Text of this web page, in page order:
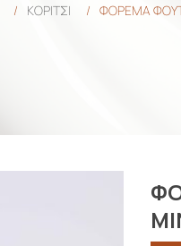
/ ΚΟΡΙΤΣΙ / ΦΟΡΕΜΑ